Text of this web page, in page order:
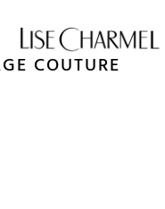
COUTURE